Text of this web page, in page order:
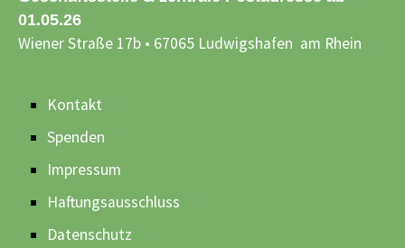
01.05.26
Wiener Straße 17b • 67065 Ludwigshafen am Rhein
Kontakt
Spenden
Impressum
Haftungsausschluss
Datenschutz